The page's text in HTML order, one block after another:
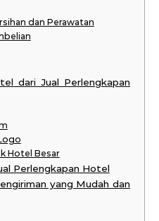
dan Perawatan
dari Jual Perlengkapan
Hotel Besar
Perlengkapan Hotel
yang Mudah dan